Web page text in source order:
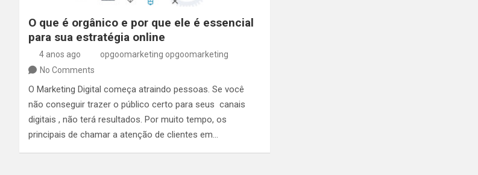
O que é orgânico e por que ele é essencial
para sua estratégia online
4 anos ago
opgoomarketing opgoomarketing
No Comments
O Marketing Digital começa atraindo pessoas. Se você
não conseguir trazer o público certo para seus canais
digitais , não terá resultados. Por muito tempo, os
principais de chamar a atenção de clientes em…